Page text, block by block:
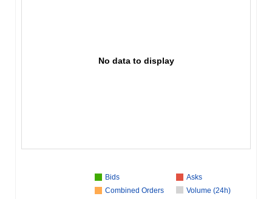
No data to display
Bids
Asks
Combined Orders
Volume (24h)